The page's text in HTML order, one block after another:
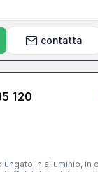
contatta
120
in alluminio,